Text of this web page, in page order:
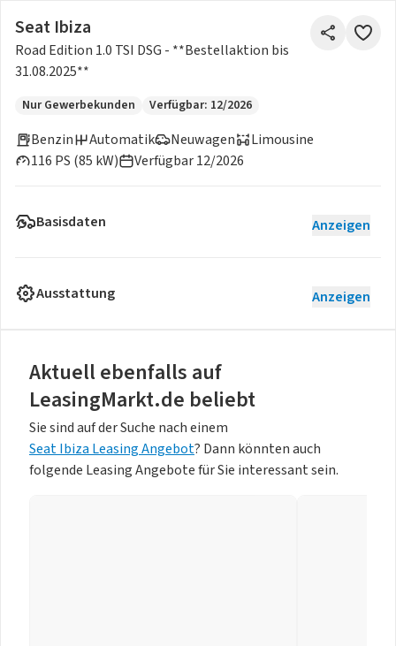
Seat Ibiza
Road Edition 1.0 TSI DSG - **Bestellaktion bis
31.08.2025**
Nur Gewerbekunden Verfügbar: 12/2026
Benzin
Neuwagen
116 PS (85 kW)
Automatik
Limousine
Verfügbar 12/2026
Basisdaten Anzeigen
Ausstattung Anzeigen
Aktuell ebenfalls auf
LeasingMarkt.de beliebt
Sie sind auf der Suche nach einem
Seat Ibiza Leasing Angebot? Dann könnten auch
folgende Leasing Angebote für Sie interessant sein.